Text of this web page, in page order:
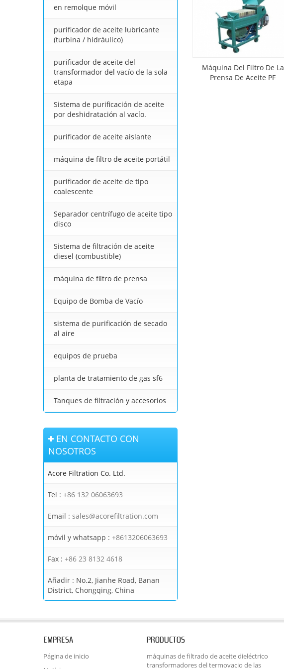
en remolque móvil
purificador de aceite lubricante
(turbina / hidráulico)
purificador de aceite del
transformador del vacío de la sola
etapa
Sistema de purificación de aceite
por deshidratación al vacío.
purificador de aceite aislante
máquina de filtro de aceite portátil
purificador de aceite de tipo
coalescente
Separador centrífugo de aceite tipo
disco
Sistema de filtración de aceite
diesel (combustible)
máquina de filtro de prensa
Equipo de Bomba de Vacío
sistema de purificación de secado
al aire
equipos de prueba
planta de tratamiento de gas sf6
Tanques de filtración y accesorios
EN CONTACTO CON
NOSOTROS
Acore Filtration Co. Ltd.
Tel : +86 132 06063693
Email : sales@acorefiltration.com
móvil y whatsapp : +8613206063693
Fax : +86 23 8132 4618
Añadir : No.2, Jianhe Road, Banan
District, Chongqing, China
Máquina Del Filtro De La
Prensa De Aceite PF
EMPRESA
Página de inicio
PRODUCTOS
máquinas de filtrado de aceite dieléctrico
transformadores del termovacio de las